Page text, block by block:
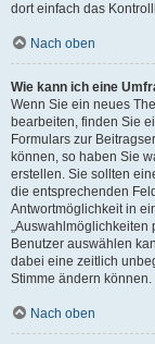
dort einfach das
Nach oben
Wie kann ich eine
Wenn Sie ein neues
bearbeiten, finden Sie
Formulars zur
können, so haben Sie
erstellen. Sie sollten
die entsprechenden
Antwortmöglichkeit in
„Auswahlmöglichkeiten
Benutzer auswählen
dabei eine zeitlich
Stimme ändern können.
Nach oben